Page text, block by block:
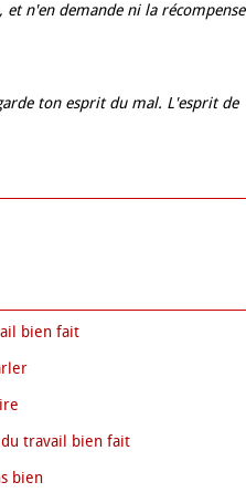
n'en demande ni la récompense
ton esprit du mal. L'esprit de
bien fait
travail bien fait
bien